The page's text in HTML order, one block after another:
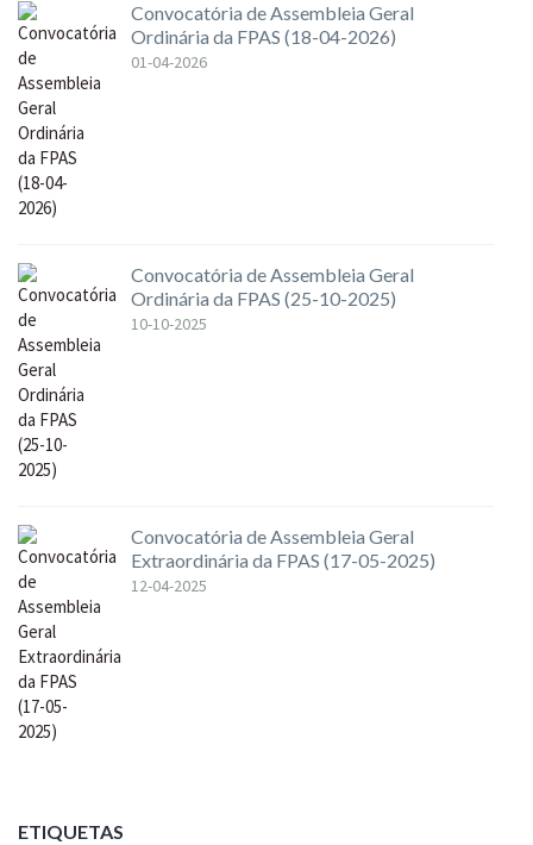
Convocatória de Assembleia Geral
Ordinária da FPAS (18-04-2026)
01-04-2026
Convocatória de Assembleia Geral
Ordinária da FPAS (25-10-2025)
10-10-2025
Convocatória de Assembleia Geral
Extraordinária da FPAS (17-05-2025)
12-04-2025
ETIQUETAS